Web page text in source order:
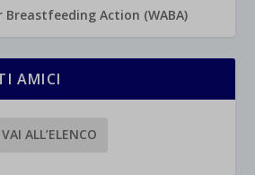
Action (WABA)
AMICI
VAI ALL’ELENCO